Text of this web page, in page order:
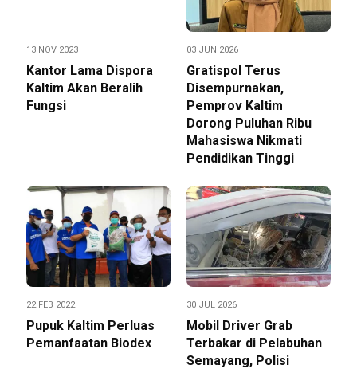
13 NOV 2023
Kantor Lama Dispora
Kaltim Akan Beralih
Fungsi
03 JUN 2026
Gratispol Terus
Disempurnakan,
Pemprov Kaltim
Dorong Puluhan Ribu
Mahasiswa Nikmati
Pendidikan Tinggi
22 FEB 2022
Pupuk Kaltim Perluas
Pemanfaatan Biodex
30 JUL 2026
Mobil Driver Grab
Terbakar di Pelabuhan
Semayang, Polisi